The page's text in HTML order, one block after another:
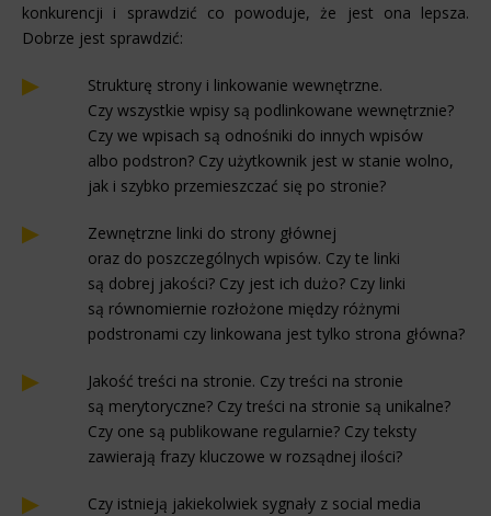
konkurencji i sprawdzić co powoduje, że jest ona lepsza.
Dobrze jest sprawdzić:
Strukturę strony i linkowanie wewnętrzne.
Czy wszystkie wpisy są podlinkowane wewnętrznie?
Czy we wpisach są odnośniki do innych wpisów
albo podstron? Czy użytkownik jest w stanie wolno,
jak i szybko przemieszczać się po stronie?
Zewnętrzne linki do strony głównej
oraz do poszczególnych wpisów. Czy te linki
są dobrej jakości? Czy jest ich dużo? Czy linki
są równomiernie rozłożone między różnymi
podstronami czy linkowana jest tylko strona główna?
Jakość treści na stronie. Czy treści na stronie
są merytoryczne? Czy treści na stronie są unikalne?
Czy one są publikowane regularnie? Czy teksty
zawierają frazy kluczowe w rozsądnej ilości?
Czy istnieją jakiekolwiek sygnały z social media